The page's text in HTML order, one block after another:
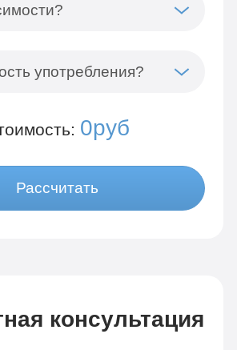
употребления?
0руб
Рассчитать
консультация